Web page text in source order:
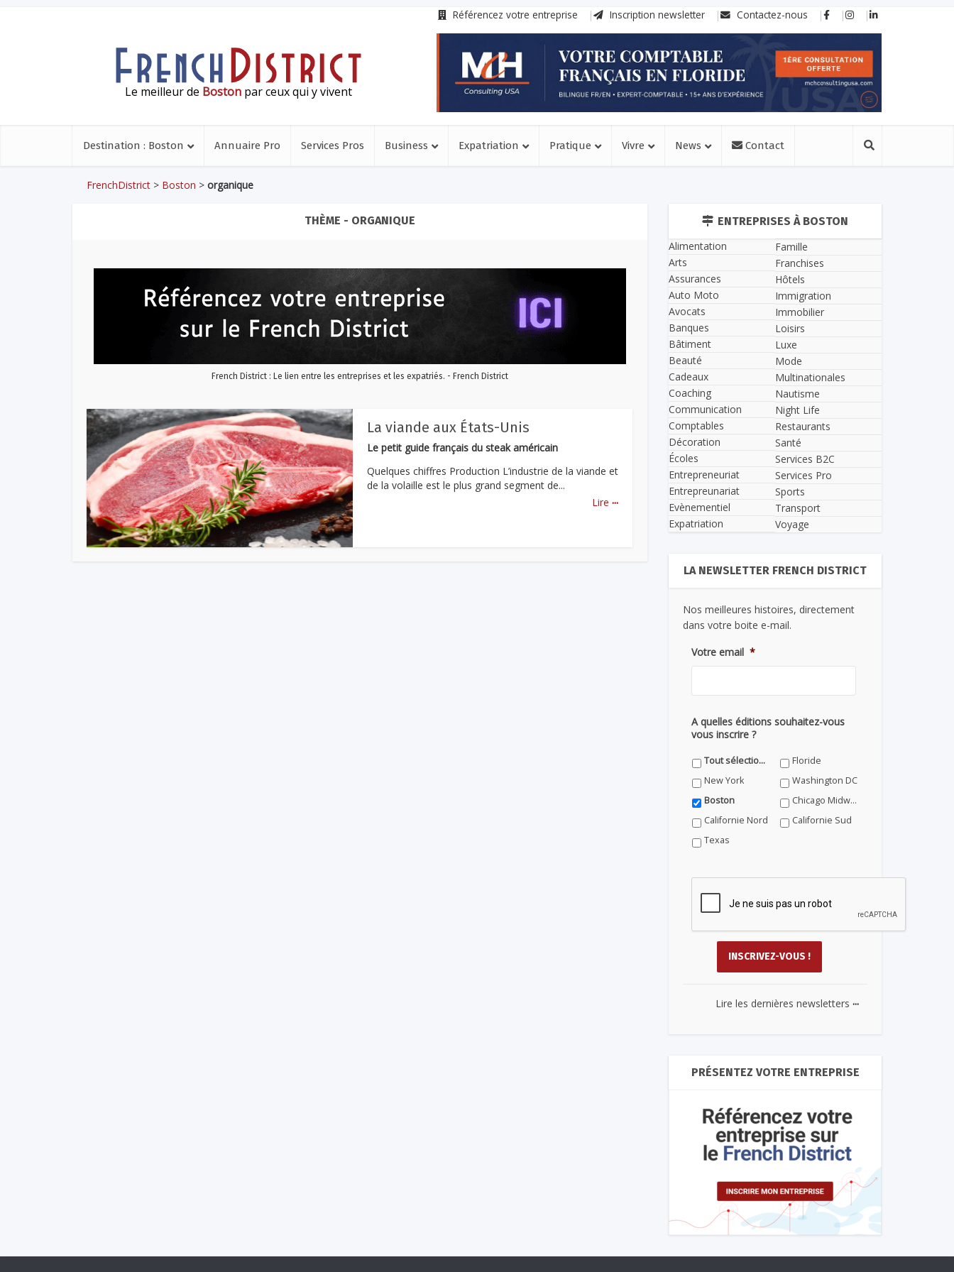
Référencez votre entreprise Inscription newsletter Contactez-nous
Le meilleur de Boston par ceux qui y vivent
Destination : Boston Annuaire Pro Services Pros Business Expatriation Pratique Vivre News Contact
FrenchDistrict > Boston > organique
THÈME - ORGANIQUE
French District : Le lien entre les entreprises et les expatriés. - French District
La viande aux États-Unis
Le petit guide français du steak américain
Quelques chiffres Production L’industrie de la viande et
de la volaille est le plus grand segment de...
Lire ...
ENTREPRISES À BOSTON
Alimentation
Arts
Assurances
Auto Moto
Avocats
Banques
Bâtiment
Beauté
Cadeaux
Coaching
Communication
Comptables
Décoration
Écoles
Entrepreneuriat
Entrepreunariat
Evènementiel
Expatriation
Famille
Franchises
Hôtels
Immigration
Immobilier
Loisirs
Luxe
Mode
Multinationales
Nautisme
Night Life
Restaurants
Santé
Services B2C
Services Pro
Sports
Transport
Voyage
LA NEWSLETTER FRENCH DISTRICT
Nos meilleures histoires, directement
dans votre boite e-mail.
Votre email *
A quelles éditions souhaitez-vous
vous inscrire ?
Tout sélectionner
Floride
New York
Washington DC
Boston
Chicago Midwest
Californie Nord
Californie Sud
Texas
Lire les dernières newsletters ...
PRÉSENTEZ VOTRE ENTREPRISE